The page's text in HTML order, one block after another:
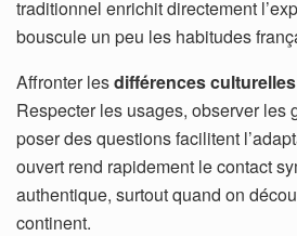
traditionnel enrichit directement
bouscule un peu les habitudes
Affronter lesdifférences culturelles
Respecter les usages, observer les
poser des questions facilitent
ouvert rend rapidement le contact
authentique, surtout quand on
continent.